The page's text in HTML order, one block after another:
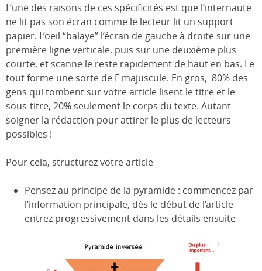
L’une des raisons de ces spécificités est que l’internaute
ne lit pas son écran comme le lecteur lit un support
papier. L’oeil “balaye” l’écran de gauche à droite sur une
première ligne verticale, puis sur une deuxième plus
courte, et scanne le reste rapidement de haut en bas. Le
tout forme une sorte de F majuscule. En gros, 80% des
gens qui tombent sur votre article lisent le titre et le
sous-titre, 20% seulement le corps du texte. Autant
soigner la rédaction pour attirer le plus de lecteurs
possibles !
Pour cela, structurez votre article
Pensez au principe de la pyramide : commencez par
l’information principale, dès le début de l’article –
entrez progressivement dans les détails ensuite